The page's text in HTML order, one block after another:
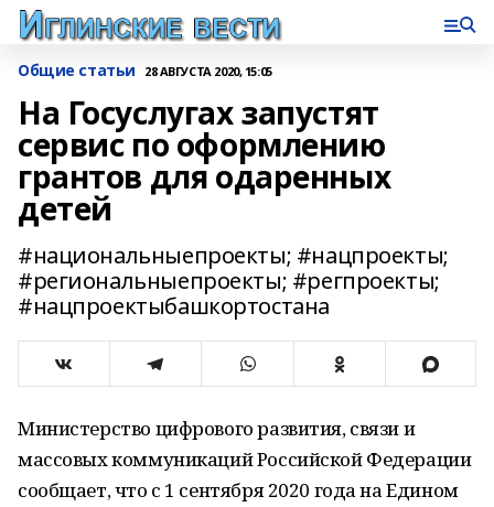
Общие статьи 28 АВГУСТА 2020, 15:05
На Госуслугах запустят
сервис по оформлению
грантов для одаренных
детей
#национальныепроекты; #нацпроекты;
#региональныепроекты; #регпроекты;
#нацпроектыбашкортостана
Министерство цифрового развития, связи и
массовых коммуникаций Российской Федерации
сообщает, что с 1 сентября 2020 года на Едином